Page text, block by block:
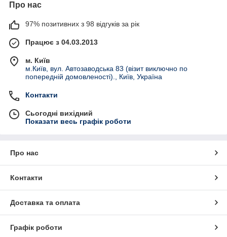
Про нас
97% позитивних з 98 відгуків за рік
Працює з 04.03.2013
м. Київ
м.Київ, вул. Автозаводська 83 (візит виключно по
попередній домовленості)., Київ, Україна
Контакти
Сьогодні вихідний
Показати весь графік роботи
Про нас
Контакти
Доставка та оплата
Графік роботи